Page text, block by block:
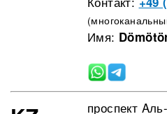
Имя:
проспект